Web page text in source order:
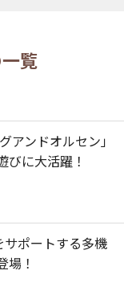
覧
アンドオルセン」
びに大活躍！
サポートする多機
場！